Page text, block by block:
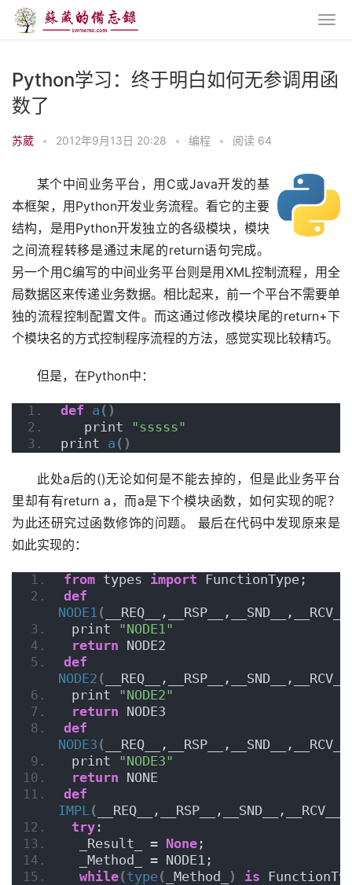
Python学习：终于明白如何无参调用函
数了
苏葳 • 2012年9月13日 20:28 • 编程 • 阅读 64
某个中间业务平台，用C或Java开发的基
本框架，用Python开发业务流程。看它的主要
结构，是用Python开发独立的各级模块，模块
之间流程转移是通过末尾的return语句完成。
另一个用C编写的中间业务平台则是用XML控制流程，用全
局数据区来传递业务数据。相比起来，前一个平台不需要单
独的流程控制配置文件。而这通过修改模块尾的return+下
个模块名的方式控制程序流程的方法，感觉实现比较精巧。
但是，在Python中：
def a ()
   print
"sssss"
print a ()
此处a后的()无论如何是不能去掉的，但是此业务平台
里却有有return a，而a是下个模块函数，如何实现的呢？
为此还研究过函数修饰的问题。 最后在代码中发现原来是
如此实现的：
from types import FunctionType;
def
NODE1 ( __REQ__,__RSP__,__SND__,__RCV__
print "NODE1"
return NODE2
def
NODE2 ( __REQ__,__RSP__,__SND__,__RCV__
print "NODE2"
return NODE3
def
NODE3 ( __REQ__,__RSP__,__SND__,__RCV__
print "NODE3"
return NONE
def
IMPL( __REQ__,__RSP__,__SND__,__RCV__
try :
  _Result_ =
None ;
  _Method_ = NODE1;
while(type( _Method_ ) is